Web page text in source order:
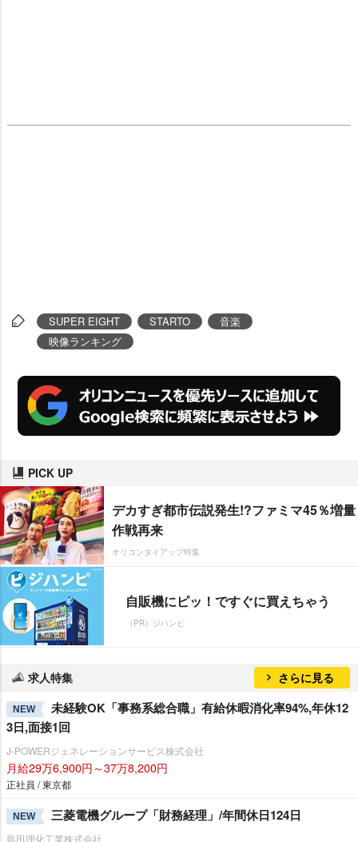
SUPER EIGHT STARTO
音楽
映像ランキング
PICK UP
デカすぎ都市伝説発生!?ファミマ45％増量
作戦再来
オリコンタイアップ特集
自販機にピッ！ですぐに買えちゃう
（PR）ジハンピ
求人特集 さらに見る
NEW
未経験OK「事務系総合職」有給休暇消化率94%,年休12
3日,面接1回
J-POWERジェネレーションサービス株式会社
月給29万6,900円～37万8,200円
正社員 / 東京都
NEW 三菱電機グループ「財務経理」/年間休日124日
島田理化工業株式会社